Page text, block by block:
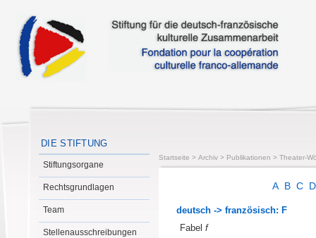
DIE STIFTUNG
Stiftungsorgane
Rechtsgrundlagen
Team
Stellenausschreibungen
Startseite > Archiv > Publikationen > Theater-
A B C
deutsch -> französisch: F
Fabel f